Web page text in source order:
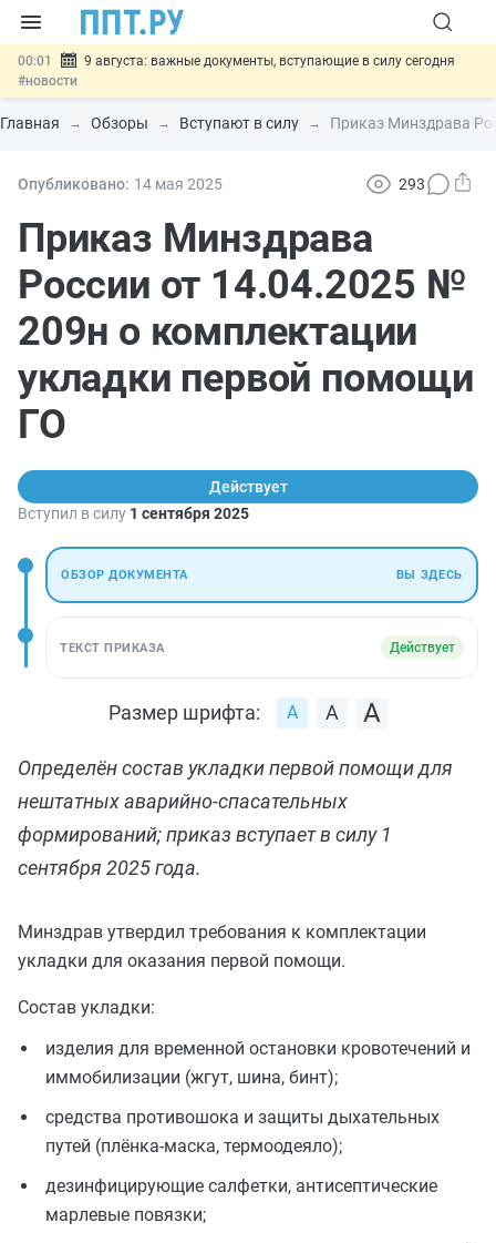
00:01
9 августа: важные документы, вступающие в силу сегодня
#новости
07.08 Подписан закон о блокировке продажи опасных товаров через
«Честный знак»#новости
07.08 Госпошлину за устранение ошибок в документах предлагают
07.08
Разработают единые критерии трудовых и ГПХ-
отношений
#новости
Главная Обзоры Вступают в силу Приказ Минздрава
Опубликовано: 14 мая 2025 293
Приказ Минздрава
России от 14.04.2025 №
209н о комплектации
укладки первой помощи
ГО
Действует
Вступил в силу 1 сентября 2025
ОБЗОР ДОКУМЕНТА ВЫ ЗДЕСЬ
ТЕКСТ ПРИКАЗА Действует
Размер шрифта:
Определён состав укладки первой помощи для
нештатных аварийно‑спасательных
формирований; приказ вступает в силу 1
сентября 2025 года.
Минздрав утвердил требования к комплектации
укладки для оказания первой помощи.
Состав укладки:
изделия для временной остановки кровотечений и
иммобилизации (жгут, шина, бинт);
средства противошока и защиты дыхательных
путей (плёнка‑маска, термоодеяло);
дезинфицирующие салфетки, антисептические
марлевые повязки;